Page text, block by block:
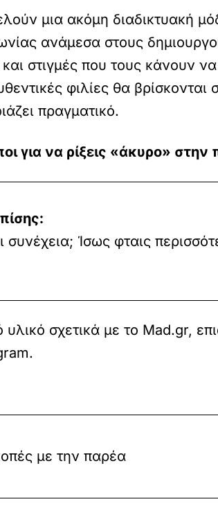
μια ακόμη διαδικτυακή
ανάμεσα στους
στιγμές που τους κάνουν
φιλίες θα
πραγματικό.
για να ρίξεις «άκυρο» στην
συνέχεια; Ίσως φταις
σχετικά με το Mad.gr,
.
με την παρέα